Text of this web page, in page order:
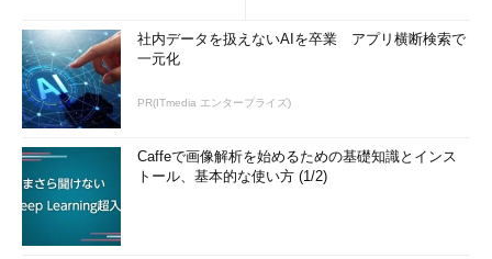
社内データを扱えないAIを卒業 アプリ横断検索で
一元化
PR(ITmedia エンタープライズ)
Caffeで画像解析を始めるための基礎知識とインス
トール、基本的な使い方 (1/2)